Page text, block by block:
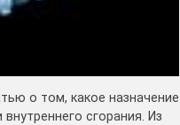
о том, какое назначение
сгорания. Из